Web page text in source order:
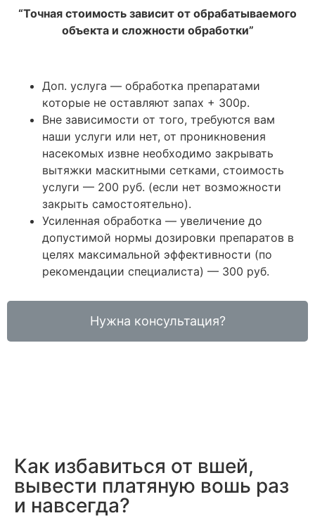
“Точная стоимость зависит от обрабатываемого
объекта и сложности обработки”
Доп. услуга — обработка препаратами
которые не оставляют запах + 300р.
Вне зависимости от того, требуются вам
наши услуги или нет, от проникновения
насекомых извне необходимо закрывать
вытяжки маскитными сетками, стоимость
услуги — 200 руб. (если нет возможности
закрыть самостоятельно).
Усиленная обработка — увеличение до
допустимой нормы дозировки препаратов в
целях максимальной эффективности (по
рекомендации специалиста) — 300 руб.
Нужна консультация?
Как избавиться от вшей,
вывести платяную вошь раз
и навсегда?